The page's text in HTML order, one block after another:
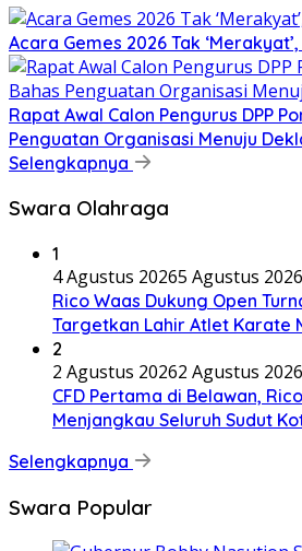
Acara Gemes 2026 Tak
Rapat Awal Calon Pengurus DPP
Penguatan Organisasi Menuju
Selengkapnya
Swara Olahraga
1
4 Agustus 20265 Agustus 2026
Rico Waas Dukung Open
Targetkan Lahir Atlet Karate
2
2 Agustus 20262 Agustus 2026
CFD Pertama di Belawan,
Menjangkau Seluruh Sudut
Selengkapnya
Swara Popular